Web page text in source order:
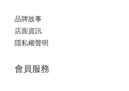
品牌故事
店面資訊
隱私權聲明
會員服務